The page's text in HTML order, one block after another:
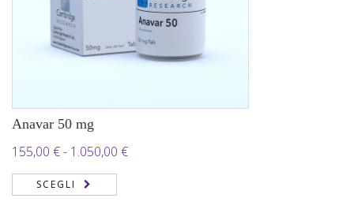
Anavar 50 mg
155,00 €- 1.050,00 €Fascia
SCEGLI